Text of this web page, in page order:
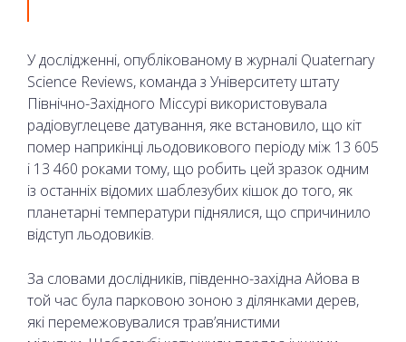
У дослідженні, опублікованому в журналі Quaternary
Science Reviews, команда з Університету штату
Північно-Західного Міссурі використовувала
радіовуглецеве датування, яке встановило, що кіт
помер наприкінці льодовикового періоду між 13 605
і 13 460 роками тому, що робить цей зразок одним
із останніх відомих шаблезубих кішок до того, як
планетарні температури піднялися, що спричинило
відступ льодовиків.
За словами дослідників, південно-західна Айова в
той час була парковою зоною з ділянками дерев,
які перемежовувалися трав’янистими